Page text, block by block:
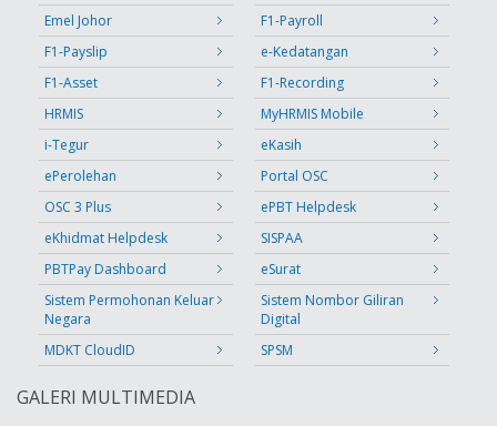
Emel Johor
F1-Payroll
F1-Payslip
e-Kedatangan
F1-Asset
F1-Recording
HRMIS
MyHRMIS Mobile
i-Tegur
eKasih
ePerolehan
Portal OSC
OSC 3 Plus
ePBT Helpdesk
eKhidmat Helpdesk
SISPAA
PBTPay Dashboard
eSurat
Sistem Permohonan Keluar
Negara
Sistem Nombor Giliran
Digital
MDKT CloudID
SPSM
GALERI MULTIMEDIA